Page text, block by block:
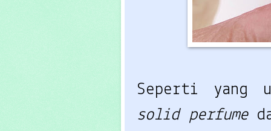
Seperti yang
solid perfume